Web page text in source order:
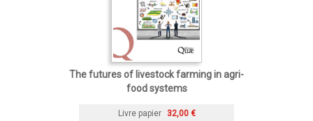
The futures of livestock farming in agri-
food systems
Livre papier 32,00 €